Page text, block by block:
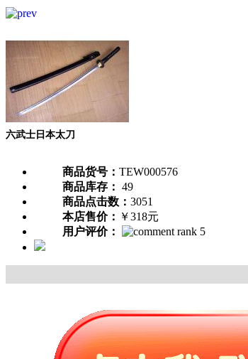
六武士日本太刀
商品货号： TEW000576
商品库存： 49
商品点击数： 3051
本店售价： ￥318元
用户评价：